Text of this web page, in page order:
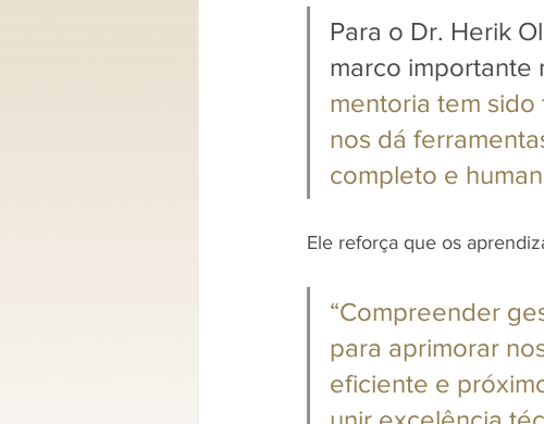
Para o Dr. Herik
marco importante
mentoria tem
nos dá
completo e
Ele reforça que os
“Compreender
para aprimorar
eficiente e